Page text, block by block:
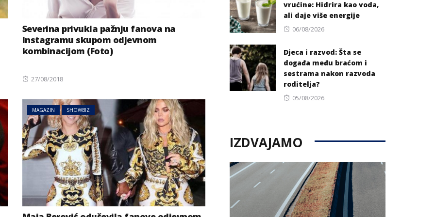
Severina privukla pažnju fanova na
Instagramu skupom odjevnom
kombinacijom (Foto)
Posted
27/08/2018
MAGAZIN SHOWBIZ
vrućine: Hidrira kao voda,
ali daje više energije
Posted
06/08/2026
Djeca i razvod: Šta se
događa među braćom i
sestrama nakon razvoda
roditelja?
Posted
05/08/2026
IZDVAJAMO